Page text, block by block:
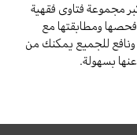
مجموعة فتاوى فقهية
فحصها ومطابقتها مع
للجميع يمكنك من
بسهولة.